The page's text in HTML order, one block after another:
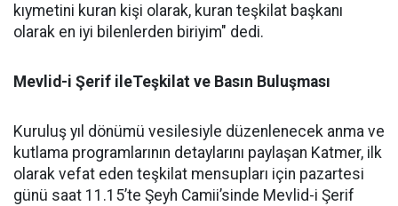
kıymetini kuran kişi olarak, kuran teşkilat başkanı
olarak en iyi bilenlerden biriyim" dedi.
Mevlid-i Şerif ileTeşkilat ve Basın Buluşması
Kuruluş yıl dönümü vesilesiyle düzenlenecek anma ve
kutlama programlarının detaylarını paylaşan Katmer, ilk
olarak vefat eden teşkilat mensupları için pazartesi
günü saat 11.15’te Şeyh Camii’sinde Mevlid-i Şerif